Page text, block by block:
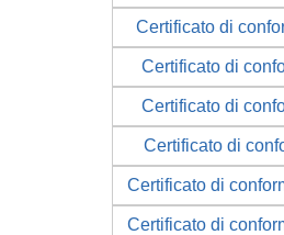
Certificato di
Certificato di
Certificato di
Certificato di
Certificato di
Certificato di